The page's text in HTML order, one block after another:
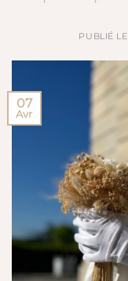
PUBLIÉ LE
07
Avr